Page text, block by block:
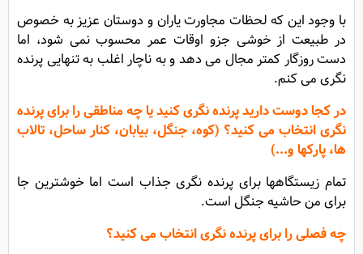
با وجود این که لحظات مجاورت یاران و دوستان عزیز به خصوص
در طبیعت از خوشی جزو اوقات عمر محسوب نمی شود، اما
دست روزگار کمتر مجال می دهد و به ناچار اغلب به تنهایی پرنده
نگری می کنم.
در کجا دوست دارید پرنده نگری کنید یا چه مناطقی را برای پرنده
نگری انتخاب می کنید؟ (کوه، جنگل، بیابان، کنار ساحل، تالاب
ها، ‌پارکها و...)
تمام زیستگاهها برای پرنده نگری جذاب است اما خوشترین جا
برای من حاشیه جنگل است.
چه فصلی را برای پرنده نگری انتخاب می کنید؟